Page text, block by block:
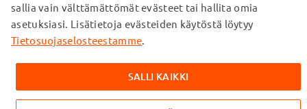
© subtel.fi 2026
Kaikki hinnat sisältävät arvonlisäveron, mutta ei
toimituskuluja. Kaikki sivuillamme mainitut tavaramerkit ovat
verkkosivuillamme ainoastaan tuotteitamme koskevan
sallia vain välttämättömät evästeet tai hallita omia
asetuksiasi. Lisätietoja evästeiden käytöstä löytyy
Tietosuojaselosteestamme.
SALLI KAIKKI